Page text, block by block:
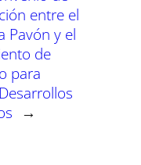
entre el
Pavón y el
de
para
→